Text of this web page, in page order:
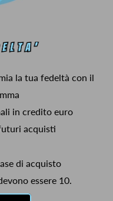
la tua fedeltà con il
in credito euro
acquisti
di acquisto
essere 10.